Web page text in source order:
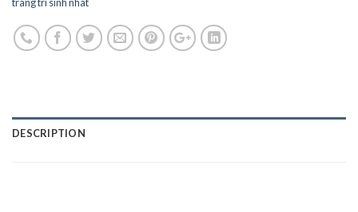
trang tri sinh nhat
DESCRIPTION